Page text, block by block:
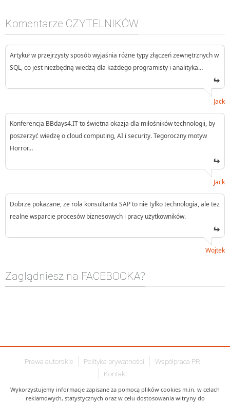
Komentarze CZYTELNIKÓW
Artykuł w przejrzysty sposób wyjaśnia różne typy złączeń zewnętrznych w
SQL, co jest niezbędną wiedzą dla każdego programisty i analityka…
Jack
Konferencja BBdays4.IT to świetna okazja dla miłośników technologii, by
poszerzyć wiedzę o cloud computing, AI i security. Tegoroczny motyw
Horror…
Jack
Dobrze pokazane, że rola konsultanta SAP to nie tylko technologia, ale też
realne wsparcie procesów biznesowych i pracy użytkowników.
Wojtek
Zaglądniesz na FACEBOOKA?
Prawa autorskie Polityka prywatności
Współpraca PR
Kontakt
Wykorzystujemy informacje zapisane za pomocą plików cookies m.in. w celach
reklamowych, statystycznych oraz w celu dostosowania witryny do